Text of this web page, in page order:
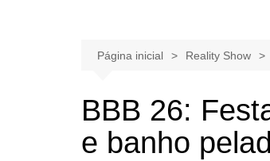
Página inicial Reality Show
BBB 26:
e banho